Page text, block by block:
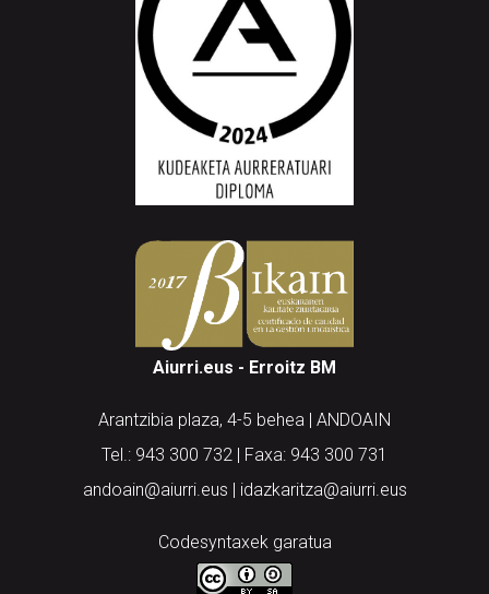
Aiurri.eus - Erroitz BM
Arantzibia plaza, 4-5 behea | ANDOAIN
Tel.: 943 300 732 | Faxa: 943 300 731
andoain@aiurri.eus | idazkaritza@aiurri.eus
Codesyntaxek garatua